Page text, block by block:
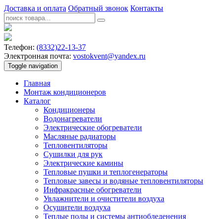
Доставка и оплата Обратный звонок Контакты
Телефон: (8332)22-13-37
Электронная почта: vostokvent@yandex.ru
Toggle navigation
Главная
Монтаж кондиционеров
Каталог
Кондиционеры
Водонагреватели
Электрические обогреватели
Масляные радиаторы
Тепловентиляторы
Сушилки для рук
Электрические камины
Тепловые пушки и теплогенераторы
Тепловые завесы и водяные тепловентиляторы
Инфракрасные обогреватели
Увлажнители и очистители воздуха
Осушители воздуха
Теплые полы и системы антиобледенения